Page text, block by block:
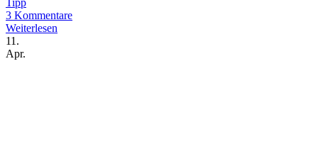
Tipp
3 Kommentare
Weiterlesen
11.
Apr.